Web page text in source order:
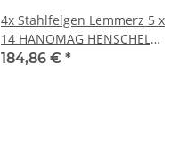
4x Stahlfelgen Lemmerz 5 x
14 HANOMAG HENSCHEL
F20 F35 Transporter
184,86 € *